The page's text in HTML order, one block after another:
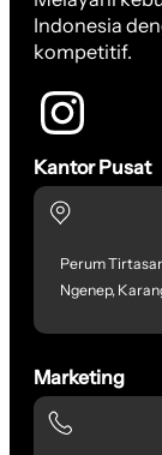
Indonesia
kompetitif.
Kantor Pusat
Perum
Ngenep,
Marketing